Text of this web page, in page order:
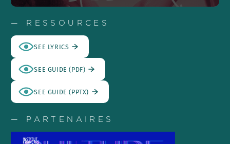
— RESSOURCES
SEE LYRICS
SEE GUIDE (PDF)
SEE GUIDE (PPTX)
— PARTENAIRES